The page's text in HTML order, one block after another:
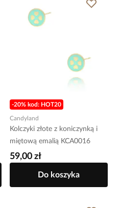
-20% kod: HOT20
Candyland
Kolczyki złote z koniczynką i
miętową emalią KCA0016
59,00 zł
Do koszyka